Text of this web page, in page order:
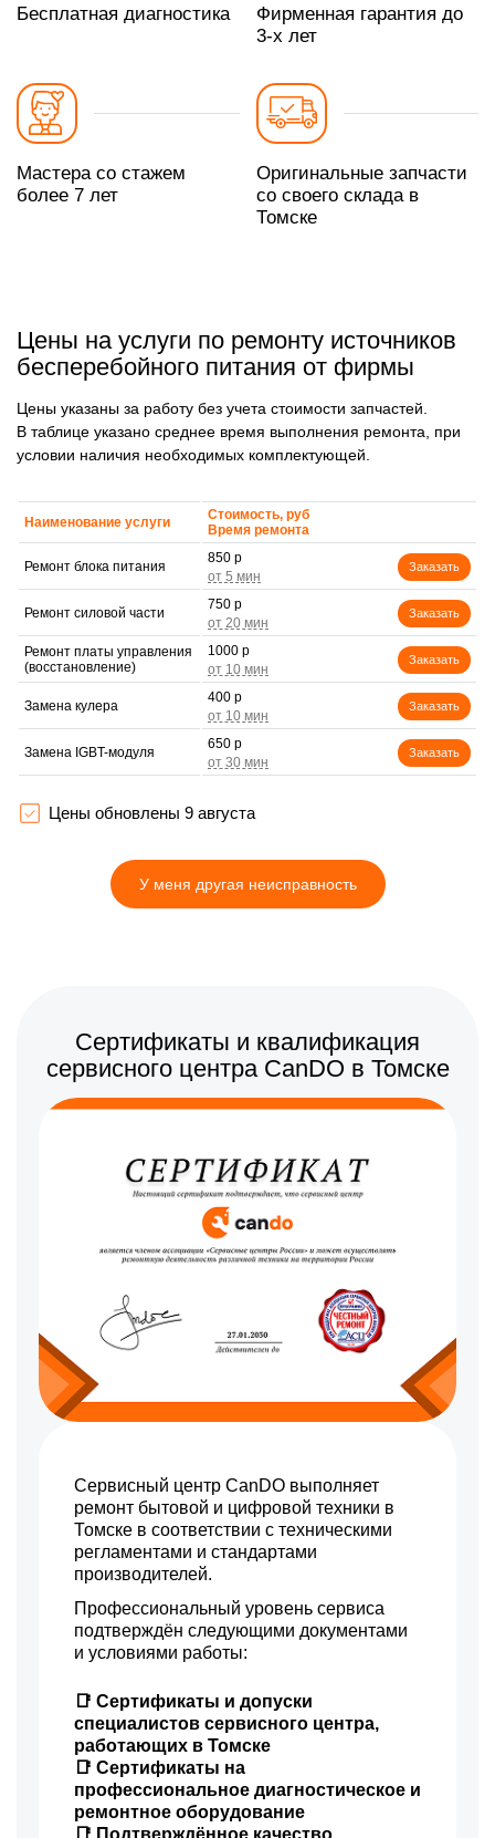
Бесплатная диагностика
Фирменная гарантия до
3-х лет
Мастера со стажем
более 7 лет
Оригинальные запчасти
со своего склада в
Томске
Цены на услуги по ремонту источников
бесперебойного питания от фирмы
Цены указаны за работу без учета стоимости запчастей.
В таблице указано среднее время выполнения ремонта, при
условии наличия необходимых комплектующей.
Наименование услуги
Стоимость, руб
Время ремонта
Ремонт блока питания
850 р
Заказать
Ремонт силовой части
750 р
Заказать
Ремонт платы управления
(восстановление)
1000 р
Заказать
Замена кулера
400 р
Заказать
Замена IGBT-модуля
650 р
Заказать
Цены обновлены 9 августа
У меня другая неисправность
Сертификаты и квалификация
сервисного центра CanDO в Томске
Сервисный центр CanDO выполняет
ремонт бытовой и цифровой техники в
Томске в соответствии с техническими
регламентами и стандартами
производителей.
Профессиональный уровень сервиса
подтверждён следующими документами
и условиями работы:
📑 Сертификаты и допуски
специалистов сервисного центра,
работающих в Томске
📑 Сертификаты на
профессиональное диагностическое и
ремонтное оборудование
📑 Подтверждённое качество